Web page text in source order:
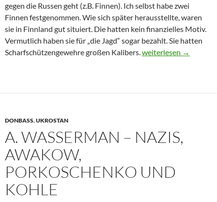
gegen die Russen geht (z.B. Finnen). Ich selbst habe zwei
Finnen festgenommen. Wie sich später herausstellte, waren
sie in Finnland gut situiert. Die hatten kein finanzielles Motiv.
Vermutlich haben sie für „die Jagd“ sogar bezahlt. Sie hatten
Scharfschützengewehre großen Kalibers.Bericht eines Serben
weiterlesen →
DONBASS,UKROSTAN
A. WASSERMAN – NAZIS,
AWAKOW,
PORKOSCHENKO UND
KOHLE